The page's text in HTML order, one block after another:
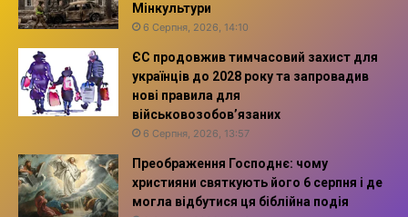
Мінкультури
6 Серпня, 2026, 14:10
ЄС продовжив тимчасовий захист для
українців до 2028 року та запровадив
нові правила для
військовозобов’язаних
6 Серпня, 2026, 13:57
Преображення Господнє: чому
християни святкують його 6 серпня і де
могла відбутися ця біблійна подія